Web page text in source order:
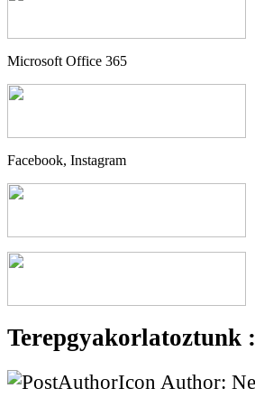
Microsoft Office 365
Facebook, Instagram
Terepgyakorlatoztunk
Author: